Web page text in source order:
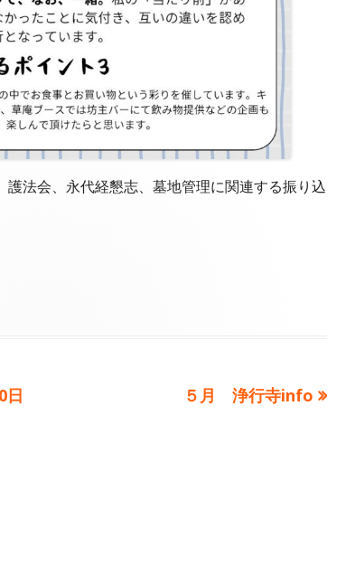
護法会、永代経懇志、墓地管理に関連する振り込
日
次
５月 浄行寺info